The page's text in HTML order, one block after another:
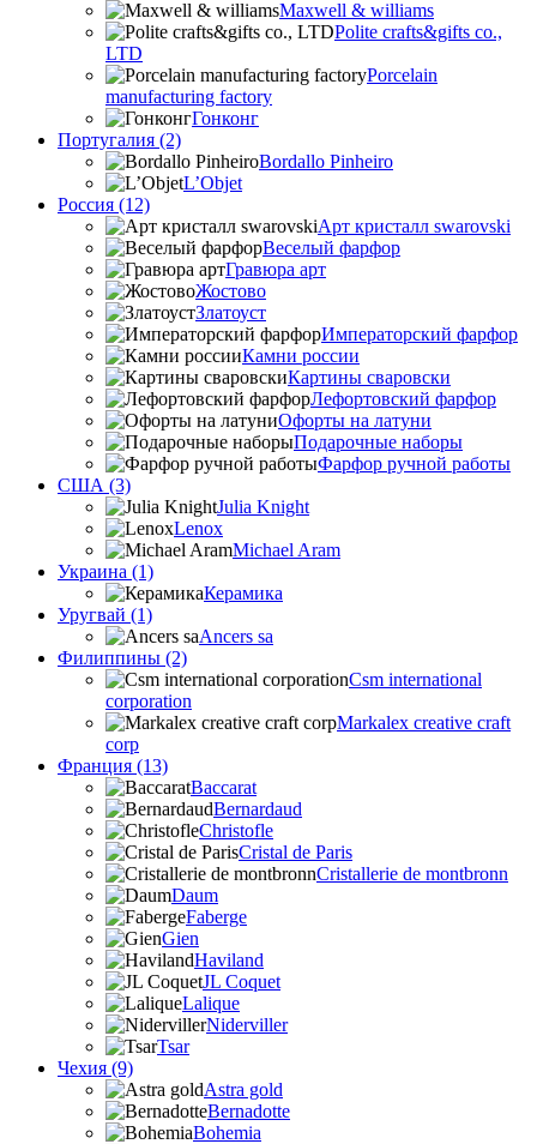
Maxwell & williams
Polite crafts&gifts co.,
LTD
Porcelain
manufacturing factory
Гонконг
Португалия (2)
Bordallo Pinheiro
L’Objet
Россия (12)
Арт кристалл swarovski
Веселый фарфор
Гравюра арт
Жостово
Златоуст
Императорский фарфор
Камни россии
Картины сваровски
Лефортовский фарфор
Офорты на латуни
Подарочные наборы
Фарфор ручной работы
США (3)
Julia Knight
Lenox
Michael Aram
Украина (1)
Керамика
Уругвай (1)
Ancers sa
Филиппины (2)
Csm international
corporation
Markalex creative craft
corp
Франция (13)
Baccarat
Bernardaud
Christofle
Cristal de Paris
Cristallerie de montbronn
Daum
Faberge
Gien
Haviland
JL Coquet
Lalique
Niderviller
Tsar
Чехия (9)
Astra gold
Bernadotte
Bohemia